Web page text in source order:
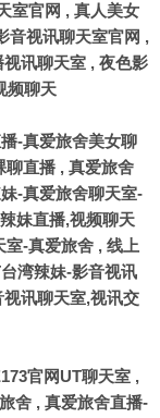
室官网 , 真人美女
音视讯聊天室官网 ,
讯聊天室 , 夜色影
频聊天
-真爱旅舍美女聊
聊直播 , 真爱旅舍
-真爱旅舍聊天室-
妹直播,视频聊天
室-真爱旅舍 , 线上
湾辣妹-影音视讯
讯聊天室,视讯交
官网UT聊天室 ,
舍 , 真爱旅舍直播-